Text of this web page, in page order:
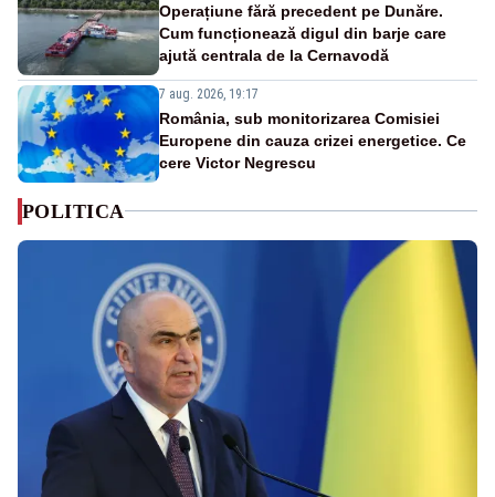
Operațiune fără precedent pe Dunăre.
Cum funcționează digul din barje care
ajută centrala de la Cernavodă
7 aug. 2026, 19:17
România, sub monitorizarea Comisiei
Europene din cauza crizei energetice. Ce
cere Victor Negrescu
POLITICA